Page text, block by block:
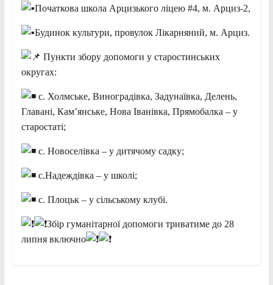
Початкова школа Арцизького ліцею #4, м. Арциз-2,
Будинок культури, провулок Лікарняний, м. Арциз.
Пункти збору допомоги у старостинських
округах:
с. Холмське, Виноградівка, Задунаївка, Делень,
Главані, Кам’янське, Нова Іванівка, Прямобалка – у
старостаті;
с. Новоселівка – у дитячому садку;
с.Надеждівка – у школі;
с. Плоцьк – у сільському клубі.
Збір гуманітарної допомоги триватиме до 28
липня включно